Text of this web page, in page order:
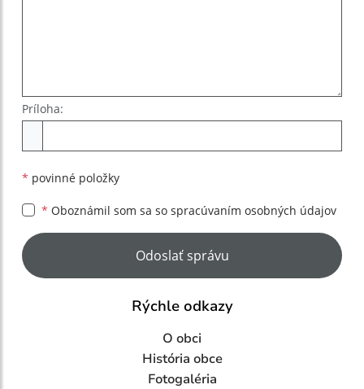
Príloha:
* povinné položky
* Oboznámil som sa so spracúvaním osobných údajov
Google reCaptcha Response
Odoslať správu
Rýchle odkazy
O obci
História obce
Fotogaléria